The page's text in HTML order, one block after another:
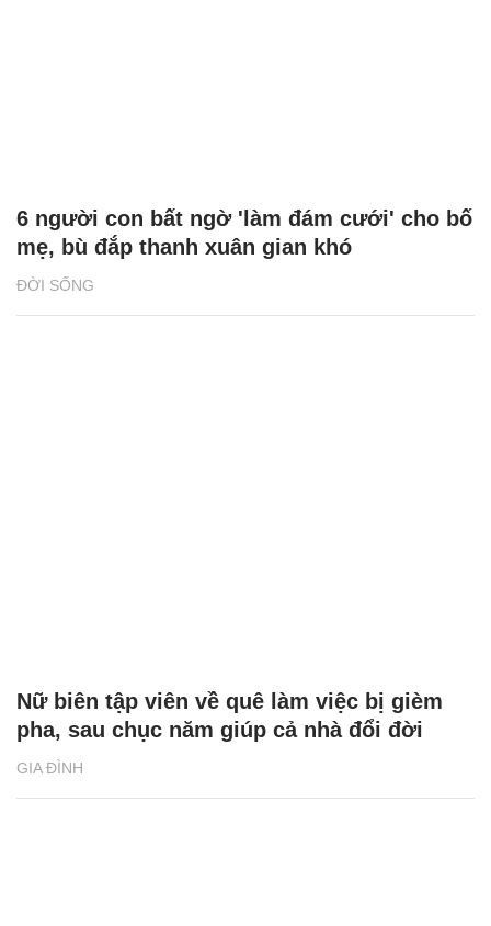
ĐỜI SỐNG
6 người con bất ngờ 'làm đám cưới' cho bố
mẹ, bù đắp thanh xuân gian khó
GIA ĐÌNH
Nữ biên tập viên về quê làm việc bị gièm
pha, sau chục năm giúp cả nhà đổi đời